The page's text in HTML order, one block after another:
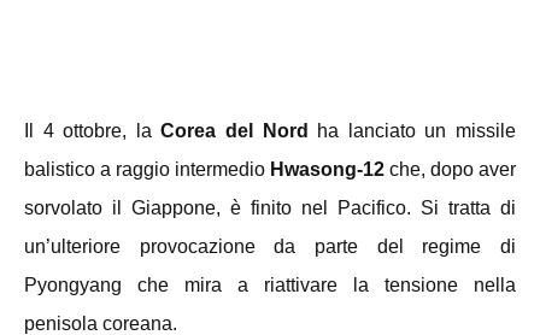
Il 4 ottobre, laCorea del Nord
ha lanciato un missile
balistico a raggio intermedio Hwasong-12 che, dopo aver
sorvolato il Giappone, è finito nel Pacifico. Si tratta di
un’ulteriore provocazione da parte del regime di
Pyongyang che mira a riattivare la tensione nella
penisola coreana.